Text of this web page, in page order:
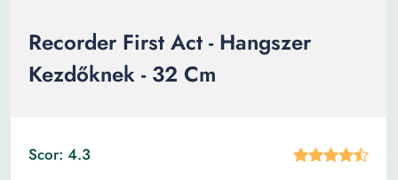
Recorder First Act - Hangszer
Kezdőknek - 32 Cm
Scor: 4.3